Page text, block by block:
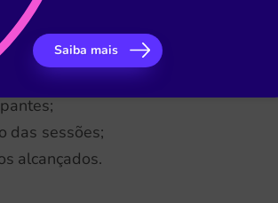
contar com documentação apropriada
das sessões;
alcançados.
Saiba mais